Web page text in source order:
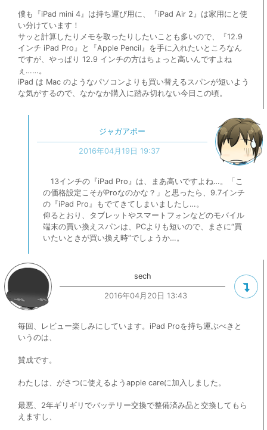
僕も『iPad mini 4』は持ち運び用に、『iPad Air 2』は家用にと使
い分けています！
サッと計算したりメモを取ったりしたいことも多いので、『12.9
インチ iPad Pro』と『Apple Pencil』を手に入れたいところなん
ですが、やっぱり 12.9 インチの方はちょっと高いんですよね
ぇ……。
iPad は Mac のようなパソコンよりも買い替えるスパンが短いよう
な気がするので、なかなか購入に踏み切れない今日この頃。
ジャガアポー
2016年04月19日 19:37
13インチの『iPad Pro』は、まあ高いですよね…。「こ
の価格設定こそがProなのかな？」と思ったら、9.7インチ
の『iPad Pro』もでてきてしまいましたし…。
仰るとおり、タブレットやスマートフォンなどのモバイル
端末の買い換えスパンは、PCよりも短いので、まさに“買
いたいときが買い換え時”でしょうか…。
sech
2016年04月20日 13:43
毎回、レビュー楽しみにしています。iPad Proを持ち運ぶべきと
いうのは、
賛成です。
わたしは、がさつに使えるようapple careに加入しました。
最悪、2年ギリギリでバッテリー交換で整備済み品と交換してもら
えますし、